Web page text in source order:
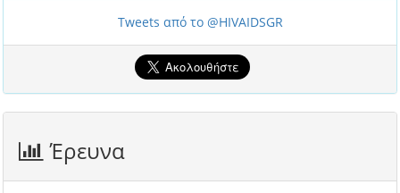
Tweets από το @HIVAIDSGR
Έρευνα